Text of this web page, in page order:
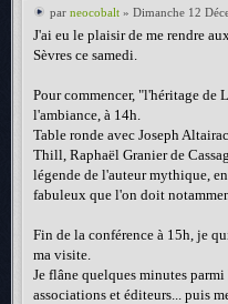
par neocobalt » Dimanche 12
J'ai eu le plaisir de me rendre
Sèvres ce samedi.
Pour commencer, "l'héritage de
l'ambiance, à 14h.
Table ronde avec Joseph
Thill, Raphaël Granier de
légende de l'auteur mythique,
fabuleux que l'on doit
Fin de la conférence à 15h, je
ma visite.
Je flâne quelques minutes
associations et éditeurs... puis